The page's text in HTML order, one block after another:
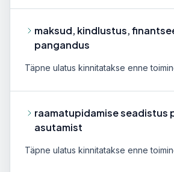
maksud, kindlustus,
pangandus
Täpne ulatus kinnitatakse enne
raamatupidamise seadistus
asutamist
Täpne ulatus kinnitatakse enne